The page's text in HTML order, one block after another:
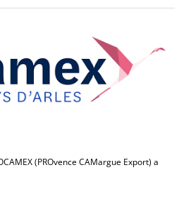
(PROvence CAMargue Export) a